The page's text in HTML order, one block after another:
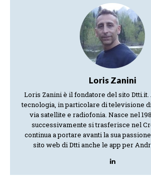
Loris Zanini
Loris Zanini è il fondatore del sito
tecnologia, in particolare di televisione
via satellite e radiofonia. Nasce nel
successivamente si trasferisce nel
continua a portare avanti la sua
sito web di Dtti anche le app per